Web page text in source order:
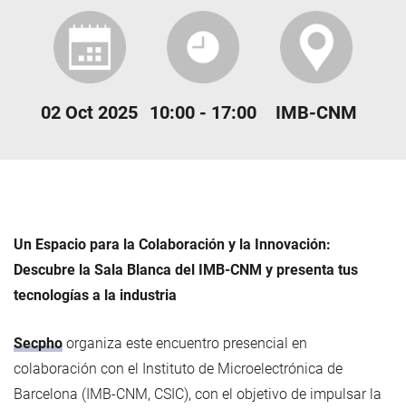
02 Oct 2025 10:00 - 17:00 IMB-CNM
Un Espacio para la Colaboración y la Innovación:
Descubre la Sala Blanca del IMB-CNM y presenta tus
tecnologías a la industria
Secpho organiza este encuentro presencial en
colaboración con el Instituto de Microelectrónica de
Barcelona (IMB-CNM, CSIC), con el objetivo de impulsar la